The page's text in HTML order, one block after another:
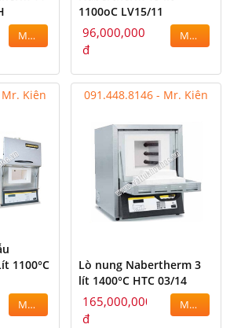
MUA
1100oC LV15/11
96,000,000
đ
MUA
Kiên
1100°C
MUA
091.448.8146 - Mr. Kiên
Lò nung Nabertherm 3
lít 1400°C HTC 03/14
165,000,000
đ
MUA